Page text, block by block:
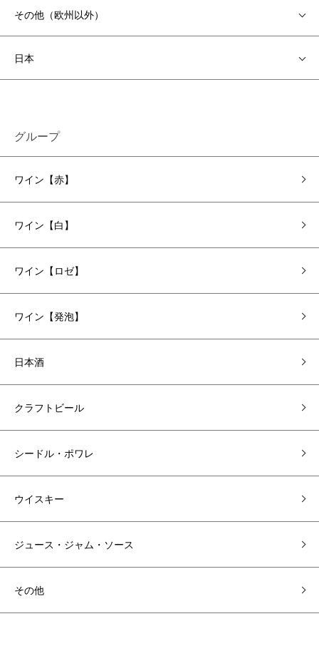
その他（欧州以外）
日本
グループ
ワイン【赤】
ワイン【白】
ワイン【ロゼ】
ワイン【発泡】
日本酒
クラフトビール
シードル・ポワレ
ウイスキー
ジュース・ジャム・ソース
その他